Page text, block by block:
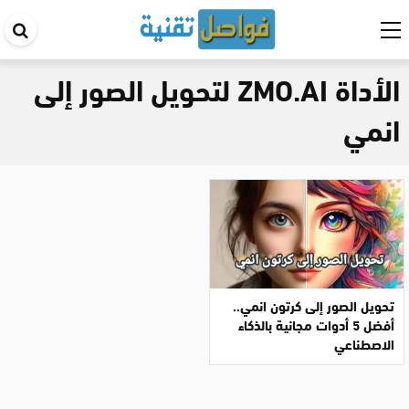
الأداة ZMO.AI لتحويل الصور إلى
انمي
تحويل الصور إلى كرتون انمي..
أفضل 5 أدوات مجانية بالذكاء
الاصطناعي